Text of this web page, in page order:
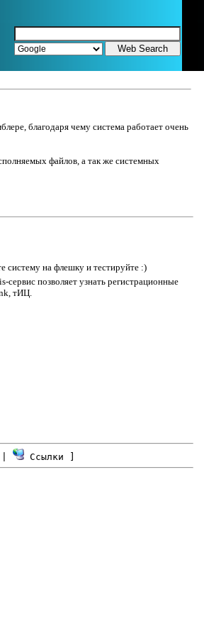
благодаря чему система работает очень
файлов, а так же системных
систему на флешку и тестируйте :)
позволяет узнать регистрационные
тИЦ.
Ссылки